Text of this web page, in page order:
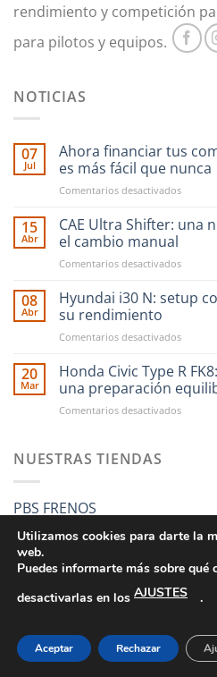
rendimiento y competición
para pilotos y equipos.
NOTICIAS
07
Jul
Ahora financiar tus
es más fácil que nunca
Comentarios desactivadosen
en
fácil
nunca
15
Abr
CAE Ultra Shifter: una
el cambio manual
Comentarios desactivadosen
Ultra
Shifter:
nueva
de
cambio
08
Abr
Hyundai i30 N: setup
su rendimiento
Comentarios desactivadosen
i30
setup
completo
20
Mar
Honda Civic Type R
una preparación
Comentarios desactivadosen
base
perfecta
NUESTRAS TIENDAS
PBS FRENOS
Copyright 2026 ©
Utilizamos cookies para darte la
web.
Puedes informarte más sobre
desactivarlas en los AJUSTES .
Aceptar Rechazar